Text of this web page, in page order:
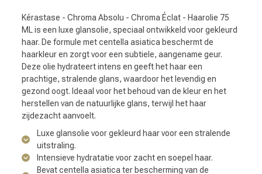
Kérastase - Chroma Absolu - Chroma Éclat - Haarolie 75
ML is een luxe glansolie, speciaal ontwikkeld voor gekleurd
haar. De formule met centella asiatica beschermt de
haarkleur en zorgt voor een subtiele, aangename geur.
Deze olie hydrateert intens en geeft het haar een
prachtige, stralende glans, waardoor het levendig en
gezond oogt. Ideaal voor het behoud van de kleur en het
herstellen van de natuurlijke glans, terwijl het haar
zijdezacht aanvoelt.
Luxe glansolie voor gekleurd haar voor een stralende
uitstraling.
Intensieve hydratatie voor zacht en soepel haar.
Bevat centella asiatica ter bescherming van de